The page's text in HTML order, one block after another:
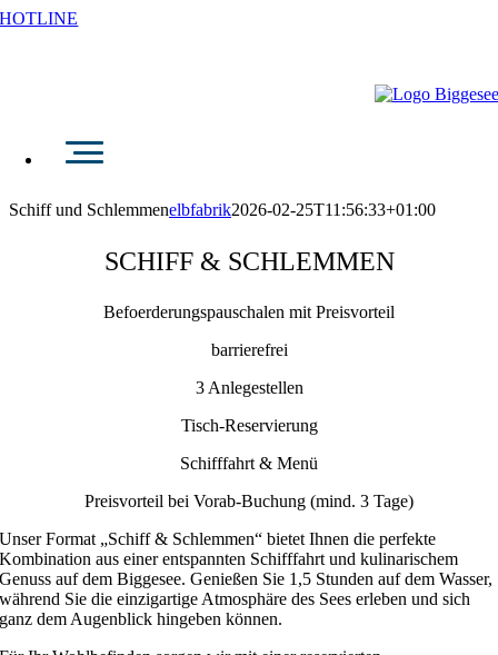
Zum
HOTLINE
Schiff und Schlemmenelbfabrik2026-02-25T11:56:33+01:00
SCHIFF & SCHLEMMEN
Befoerderungspauschalen mit Preisvorteil
barrierefrei
3 Anlegestellen
Tisch-Reservierung
Schifffahrt & Menü
Preisvorteil bei Vorab-Buchung (mind. 3 Tage)
Unser Format „Schiff & Schlemmen“ bietet Ihnen die perfekte
Kombination aus einer entspannten Schifffahrt und kulinarischem
Genuss auf dem Biggesee. Genießen Sie 1,5 Stunden auf dem Wasser,
während Sie die einzigartige Atmosphäre des Sees erleben und sich
ganz dem Augenblick hingeben können.